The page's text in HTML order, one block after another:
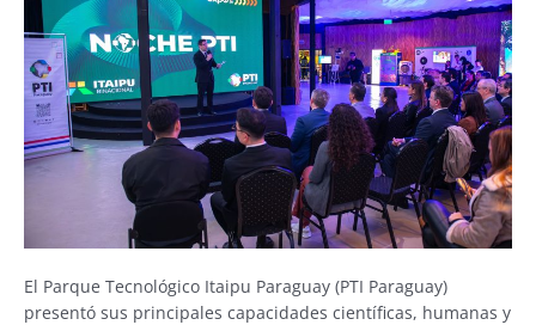
El Parque Tecnológico Itaipu Paraguay (PTI Paraguay)
presentó sus principales capacidades científicas, humanas y